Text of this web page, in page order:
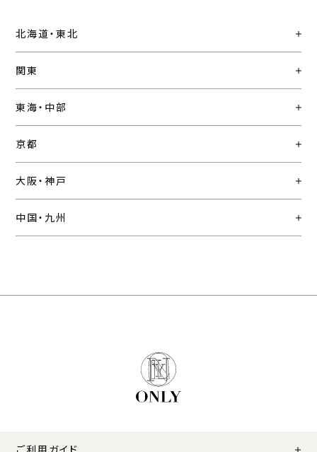
北海道・東北
関東
東海・中部
京都
大阪・神戸
中国・九州
ご利用ガイド